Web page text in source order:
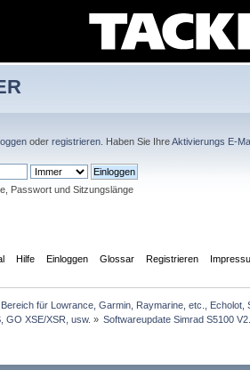
oder registrieren. Haben Sie IhreAktivierungs E-
Passwort und Sitzungslänge
Hilfe Einloggen Glossar Registrieren
für Lowrance, Garmin, Raymarine, etc.,
GO XSE/XSR, usw. » Softwareupdate Simrad S5100